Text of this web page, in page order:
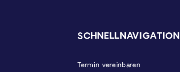
SCHNELLNAVIGATION
Termin vereinbaren